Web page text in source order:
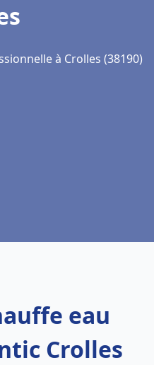
à Crolles (38190)
eau
Crolles